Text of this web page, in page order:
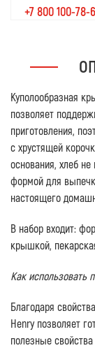
+7 800 100-78-
Куполообразная
позволяет
приготовления,
с хрустящей
основания, хлеб
формой для
настоящего
В набор входит:
крышкой,
Как использовать
Благодаря
Henry позволяет
полезные